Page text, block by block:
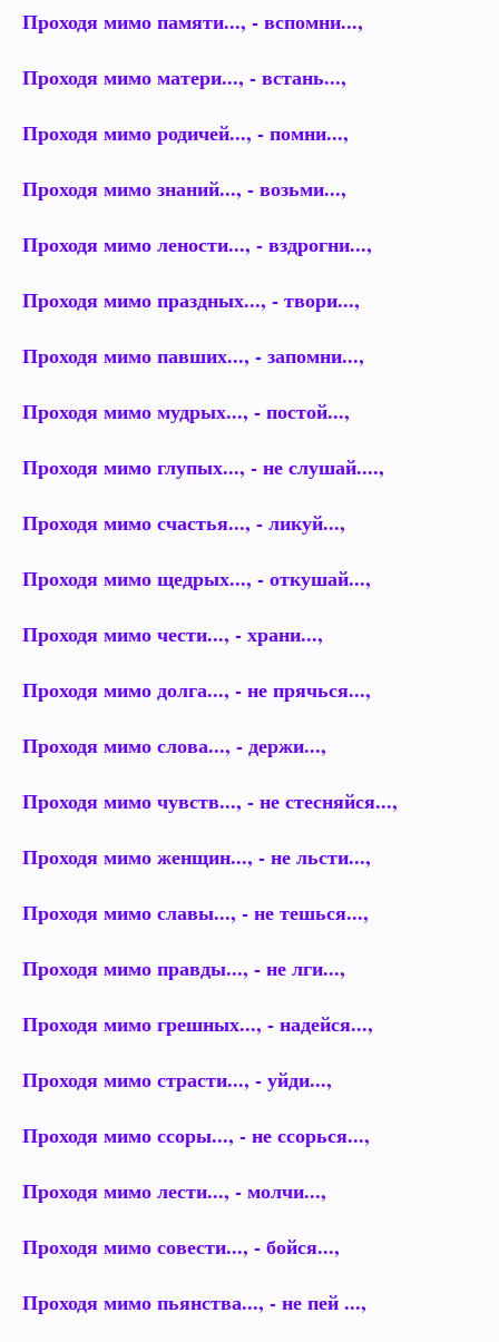
Проходя мимо памяти..., - вспомни...,
Проходя мимо матери..., - встань...,
Проходя мимо родичей..., - помни...,
Проходя мимо знаний..., - возьми...,
Проходя мимо лености..., - вздрогни...,
Проходя мимо праздных..., - твори...,
Проходя мимо павших..., - запомни...,
Проходя мимо мудрых..., - постой...,
Проходя мимо глупых..., - не слушай....,
Проходя мимо счастья..., - ликуй...,
Проходя мимо щедрых..., - откушай...,
Проходя мимо чести..., - храни...,
Проходя мимо долга..., - не прячься...,
Проходя мимо слова..., - держи...,
Проходя мимо чувств..., - не стесняйся...,
Проходя мимо женщин..., - не льсти...,
Проходя мимо славы..., - не тешься...,
Проходя мимо правды..., - не лги...,
Проходя мимо грешных..., - надейся...,
Проходя мимо страсти..., - уйди...,
Проходя мимо ссоры..., - не ссорься...,
Проходя мимо лести..., - молчи...,
Проходя мимо совести..., - бойся...,
Проходя мимо пьянства..., - не пей ...,